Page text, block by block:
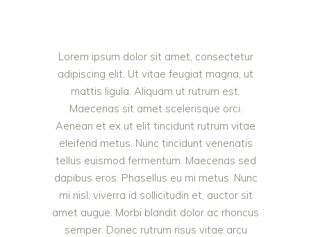
Lorem ipsum dolor sit amet, consectetur
adipiscing elit. Ut vitae feugiat magna, ut
mattis ligula. Aliquam ut rutrum est.
Maecenas sit amet scelerisque orci.
Aenean et ex ut elit tincidunt rutrum vitae
eleifend metus. Nunc tincidunt venenatis
tellus euismod fermentum. Maecenas sed
dapibus eros. Phasellus eu mi metus. Nunc
mi nisl, viverra id sollicitudin et, auctor sit
amet augue. Morbi blandit dolor ac rhoncus
semper. Donec rutrum risus vitae arcu